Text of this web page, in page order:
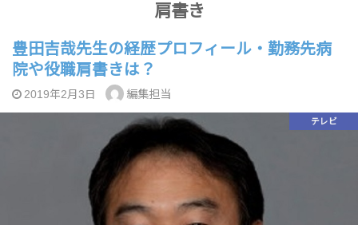
肩書き
豊田吉哉先生の経歴プロフィール・勤務先病
院や役職肩書きは？
2019年2月3日 編集担当
テレビ